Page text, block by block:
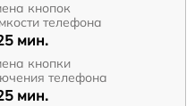
кнопок
телефона
мин.
кнопки
телефона
мин.